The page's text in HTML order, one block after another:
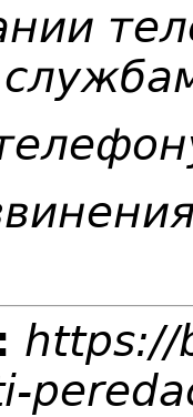
https://